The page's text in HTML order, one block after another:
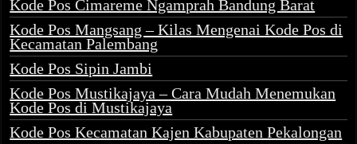
Kode Pos Cimareme Ngamprah Bandung Barat
Kode Pos Mangsang – Kilas Mengenai Kode Pos di
Kecamatan Palembang
Kode Pos Sipin Jambi
Kode Pos Mustikajaya – Cara Mudah Menemukan
Kode Pos di Mustikajaya
Kode Pos Kecamatan Kajen Kabupaten Pekalongan